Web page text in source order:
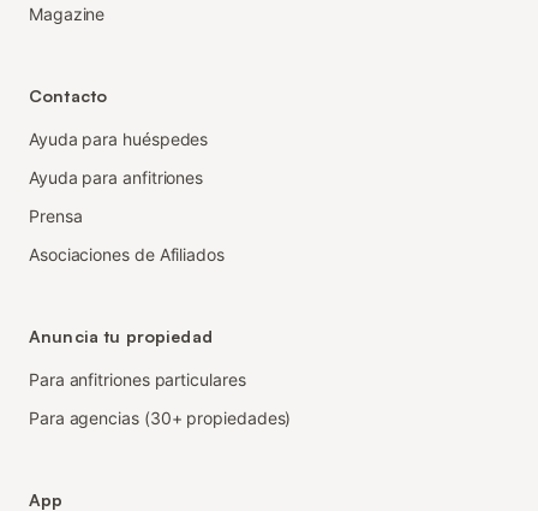
Magazine
Contacto
Ayuda para huéspedes
Ayuda para anfitriones
Prensa
Asociaciones de Afiliados
Anuncia tu propiedad
Para anfitriones particulares
Para agencias (30+ propiedades)
App